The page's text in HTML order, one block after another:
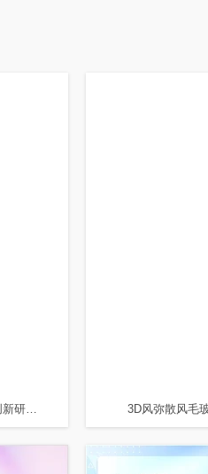
蓝色科技风渐变第四季度新品创新研讨会PPT模板 3D风弥散风毛